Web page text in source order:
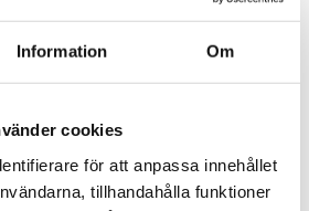
Information Om
cookies
för att anpassa innehållet
tillhandahålla funktioner
dynamometer